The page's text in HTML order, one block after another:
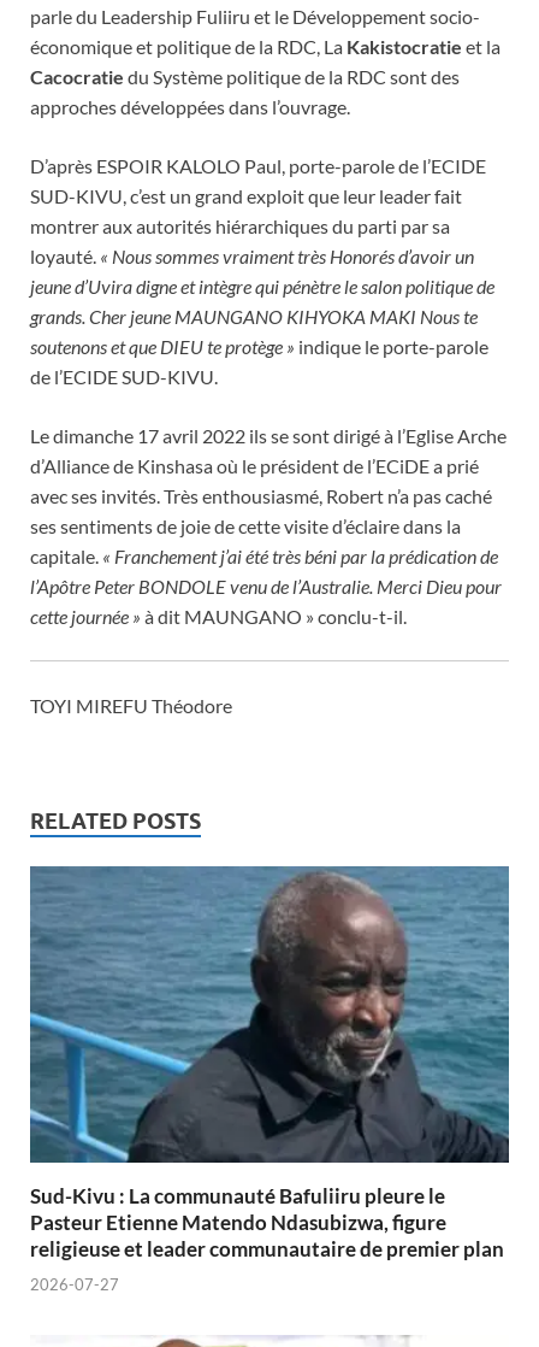
parle du Leadership Fuliiru et le Développement socio-
économique et politique de la RDC, La Kakistocratie et la
Cacocratie du Système politique de la RDC sont des
approches développées dans l’ouvrage.
D’après ESPOIR KALOLO Paul, porte-parole de l’ECIDE
SUD-KIVU, c’est un grand exploit que leur leader fait
montrer aux autorités hiérarchiques du parti par sa
loyauté. « Nous sommes vraiment très Honorés d’avoir un
jeune d’Uvira digne et intègre qui pénètre le salon politique de
grands. Cher jeune MAUNGANO KIHYOKA MAKI Nous te
soutenons et que DIEU te protège » indique le porte-parole
de l’ECIDE SUD-KIVU.
Le dimanche 17 avril 2022 ils se sont dirigé à l’Eglise Arche
d’Alliance de Kinshasa où le président de l’ECiDE a prié
avec ses invités. Très enthousiasmé, Robert n’a pas caché
ses sentiments de joie de cette visite d’éclaire dans la
capitale. « Franchement j’ai été très béni par la prédication de
l’Apôtre Peter BONDOLE venu de l’Australie. Merci Dieu pour
cette journée » à dit MAUNGANO » conclu-t-il.
TOYI MIREFU Théodore
RELATED POSTS
Sud-Kivu : La communauté Bafuliiru pleure le
Pasteur Etienne Matendo Ndasubizwa, figure
religieuse et leader communautaire de premier plan
2026-07-27